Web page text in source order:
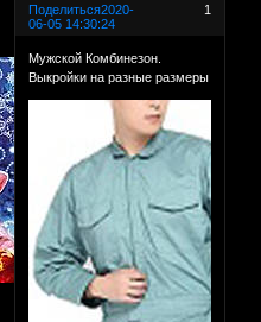
Поделиться 1
2020-
06-05 14:30:24
Мужской Комбинезон.
Выкройки на разные размеры